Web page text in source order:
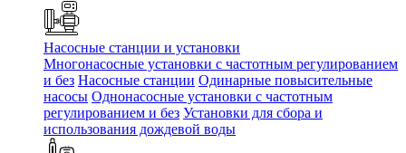
Насосные станции и установки
Многонасосные установки с частотным регулированием
и без Насосные станции Одинарные повысительные
насосы Однонасосные установки с частотным
регулированием и без Установки для сбора и
использования дождевой воды